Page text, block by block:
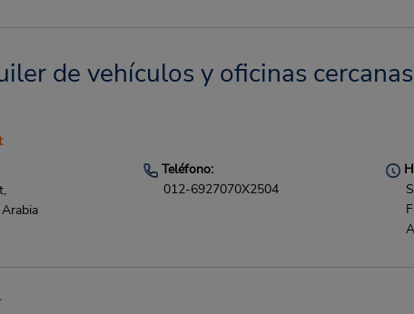
de vehículos y oficinas cercanas
Teléfono:
012-6927070X2504